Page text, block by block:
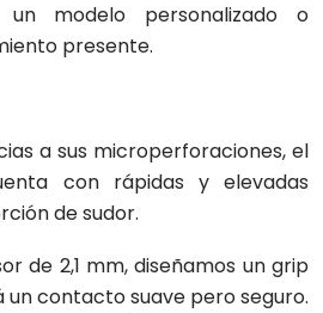
modelo personalizado o
presente.
a sus microperforaciones, el
con rápidas y elevadas
de sudor.
de 2,1 mm, diseñamos un grip
contacto suave pero seguro.